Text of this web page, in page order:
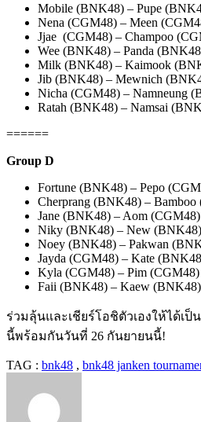
Mobile (BNK48) – Pupe
Nena (CGM48) – Meen
Jjae (CGM48) – Champoo
Wee (BNK48) – Panda
Milk (BNK48) – Kaimook
Jib (BNK48) – Mewnich
Nicha (CGM48) – Namneung
Ratah (BNK48) – Namsai
======
Group D
Fortune (BNK48) – Pepo
Cherprang (BNK48) –
Jane (BNK48) – Aom (CGM48)
Niky (BNK48) – New (BNK48)
Noey (BNK48) – Pakwan
Jayda (CGM48) – Kate
Kyla (CGM48) – Pim (CGM48)
Faii (BNK48) – Kaew (BNK48)
ร่วมลุ้นและเชียร์โอชิตัวเองให้ได้เ
นี้พร้อมกันวันที่ 26 กันยายนนี้!
TAG : bnk48 , bnk48 janken